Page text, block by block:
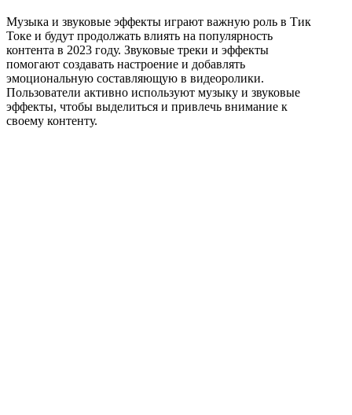
Музыка и звуковые эффекты играют важную роль в Тик
Токе и будут продолжать влиять на популярность
контента в 2023 году. Звуковые треки и эффекты
помогают создавать настроение и добавлять
эмоциональную составляющую в видеоролики.
Пользователи активно используют музыку и звуковые
эффекты, чтобы выделиться и привлечь внимание к
своему контенту.